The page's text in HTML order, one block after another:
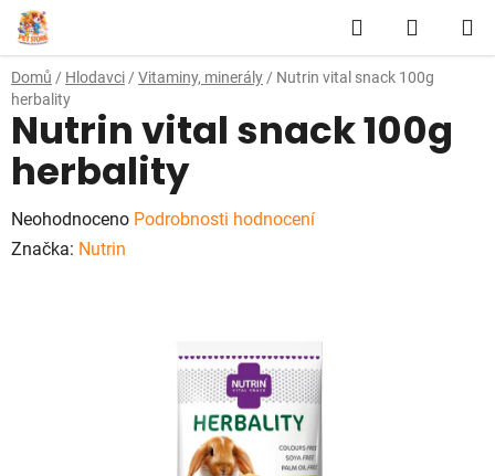
Přejít
na
obsah
Hledat
KOŠÍK
Domů / Hlodavci / Vitaminy, minerály / Nutrin vital snack 100g
herbality
Nutrin vital snack 100g
herbality
Průměrné
hodnocení
Neohodnoceno Podrobnosti hodnocení
Značka: Nutrin